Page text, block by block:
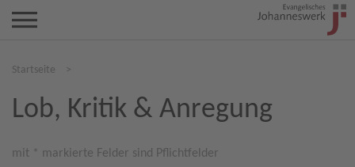
Startseite >
Lob, Kritik & Anregung
mit * markierte Felder sind Pflichtfelder